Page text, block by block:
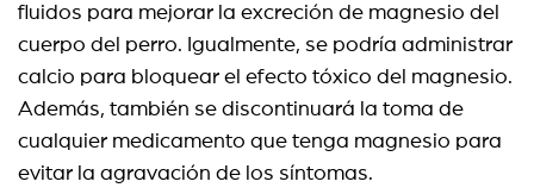
fluidos para mejorar la excreción de magnesio del
cuerpo del perro. Igualmente, se podría administrar
calcio para bloquear el efecto tóxico del magnesio.
Además, también se discontinuará la toma de
cualquier medicamento que tenga magnesio para
evitar la agravación de los síntomas.